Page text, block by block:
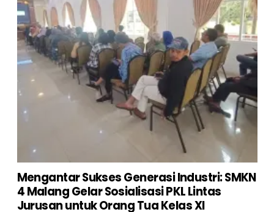
Mengantar Sukses Generasi Industri: SMKN
4 Malang Gelar Sosialisasi PKL Lintas
Jurusan untuk Orang Tua Kelas XI